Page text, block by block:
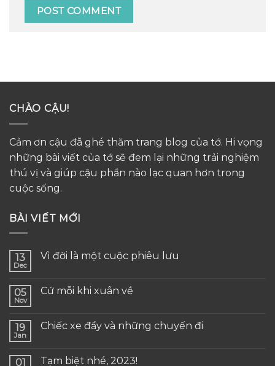
CHÀO CẬU!
Cảm ơn cậu đã ghé thăm trang blog của tớ. Hi vọng
những bài viết của tớ sẽ đem lại những trải nghiệm
thú vị và giúp cậu phần nào lạc quan hơn trong
cuộc sống.
BÀI VIẾT MỚI
13
Dec
Vì đời là một cuộc phiêu lưu
05
Nov
Cứ mỗi khi xuân về
19
Jan
Chiếc xe đẩy và những chuyến đi
01 Tạm biệt nhé, 2023!